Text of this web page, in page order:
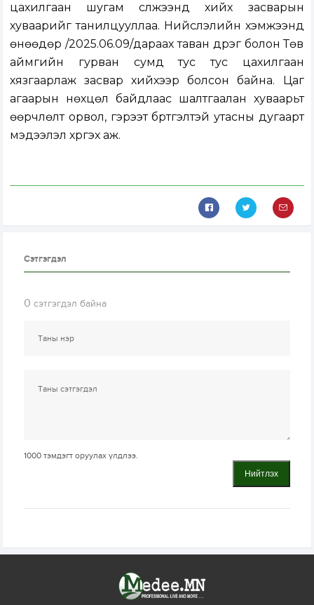
цахилгаан шугам сүлжээнд хийх засварын
хуваарийг танилцууллаа. Нийслэлийн хэмжээнд
өнөөдөр /2025.06.09/дараах таван дүүрэг болон Төв
аймгийн гурван сумд тус тус цахилгаан
хязгаарлаж засвар хийхээр болсон байна. Цаг
агаарын нөхцөл байдлаас шалтгаалан хуваарьт
өөрчлөлт орвол, гэрээт бүртгэлтэй утасны дугаарт
мэдээлэл хүргэх аж.
Сэтгэгдэл
0 сэтгэгдэл байна
1000 тэмдэгт оруулах үлдлээ.
Нийтлэх